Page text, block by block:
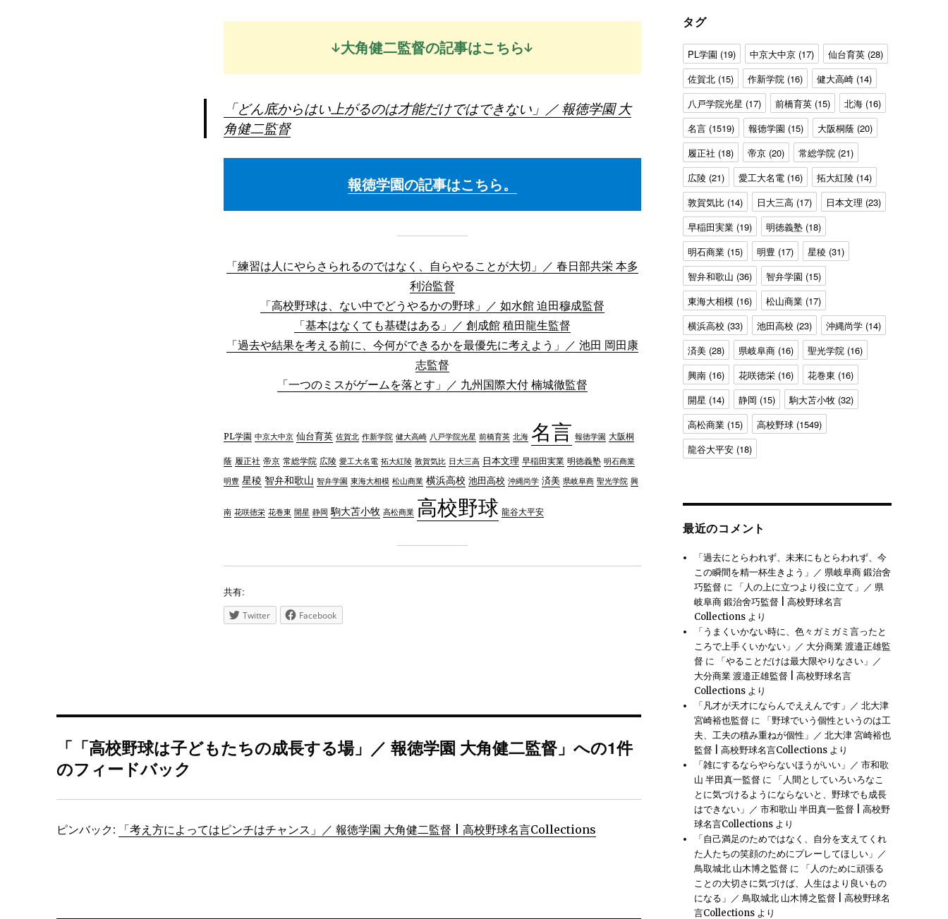
↓大角健二監督の記事はこちら↓
「どん底からはい上がるのは才能だけではできない」／ 報徳学園 大
角健二監督
報徳学園の記事はこちら。
「練習は人にやらさられるのではなく、自らやることが大切」／ 春日部共栄 本多
利治監督
「高校野球は、ない中でどうやるかの野球」／ 如水館 迫田穆成監督
「基本はなくても基礎はある」／ 創成館 稙田龍生監督
「過去や結果を考える前に、今何ができるかを最優先に考えよう」／ 池田 岡田康
志監督
「一つのミスがゲームを落とす」／ 九州国際大付 楠城徹監督
PL学園 中京大中京 仙台育英 佐賀北 作新学院 健大高崎 八戸学院光星 前橋育英 北海 名言 報徳学園 大阪桐
蔭 履正社 帝京 常総学院 広陵 愛工大名電 拓大紅陵 敦賀気比 日大三高 日本文理 早稲田実業 明徳義塾 明石商業
明豊 星稜 智弁和歌山 智弁学園 東海大相模 松山商業 横浜高校 池田高校 沖縄尚学 済美 県岐阜商 聖光学院 興
南 花咲徳栄 花巻東 開星 静岡 駒大苫小牧 高松商業 高校野球 龍谷大平安
共有:
Twitter Facebook
「「高校野球は子どもたちの成長する場」／ 報徳学園 大角健二監督」への1件
のフィードバック
ピンバック: 「考え方によってはピンチはチャンス」／ 報徳学園 大角健二監督 | 高校野球名言Collections
タグ
PL学園 (19) 中京大中京(17) 仙台育英(28)
佐賀北(15) 作新学院(16) 健大高崎(14)
八戸学院光星 (17) 前橋育英(15) 北海(16)
名言(1519) 報徳学園 (15) 大阪桐蔭 (20)
履正社 (18) 帝京(20) 常総学院(21)
広陵(21) 愛工大名電(16) 拓大紅陵(14)
敦賀気比(14) 日大三高(17) 日本文理 (23)
早稲田実業(19) 明徳義塾(18)
明石商業(15) 明豊 (17) 星稜 (31)
智弁和歌山 (36) 智弁学園 (15)
東海大相模(16) 松山商業(17)
横浜高校 (33) 池田高校 (23) 沖縄尚学(14)
済美(28) 県岐阜商(16) 聖光学院(16)
興南(16) 花咲徳栄(16) 花巻東 (16)
開星 (14) 静岡 (15) 駒大苫小牧(32)
高松商業(15) 高校野球(1549)
龍谷大平安(18)
最近のコメント
「過去にとらわれず、未来にもとらわれず、今
この瞬間を精一杯生きよう」／ 県岐阜商 鍛治舍
巧監督 に
「人の上に立つより役に立て」／ 県
岐阜商 鍛治舍巧監督 | 高校野球名言
Collections より
「うまくいかない時に、色々ガミガミ言ったと
ころで上手くいかない」／ 大分商業 渡邉正雄監
督 に
「やることだけは最大限やりなさい」／
大分商業 渡邉正雄監督 | 高校野球名言
Collections より
「凡才が天才にならんでええんです」／ 北大津
宮崎裕也監督 に
「野球でいう個性というのは工
夫、工夫の積み重ねが個性」／ 北大津 宮崎裕也
監督 | 高校野球名言Collections より
「雑にするならやらないほうがいい」／ 市和歌
山 半田真一監督 に
「人間としていろいろなこ
とに気づけるようにならないと、野球でも成長
はできない」／ 市和歌山 半田真一監督 | 高校野
球名言Collections より
「自己満足のためではなく、自分を支えてくれ
た人たちの笑顔のためにプレーしてほしい」／
鳥取城北 山木博之監督 に
「人のために頑張る
ことの大切さに気づけば、人生はより良いもの
になる」／ 鳥取城北 山木博之監督 | 高校野球名
言Collections より